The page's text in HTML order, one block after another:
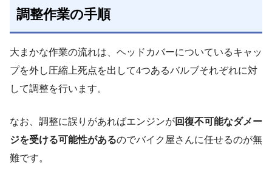
調整作業の手順
大まかな作業の流れは、ヘッドカバーについているキャッ
プを外し圧縮上死点を出して4つあるバルブそれぞれに対
して調整を行います。
なお、調整に誤りがあればエンジンが回復不可能なダメー
ジを受ける可能性があるのでバイク屋さんに任せるのが無
難です。